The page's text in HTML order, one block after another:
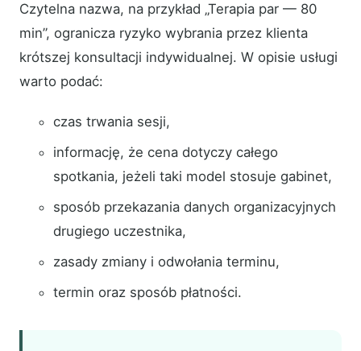
Czytelna nazwa, na przykład „Terapia par — 80
min”, ogranicza ryzyko wybrania przez klienta
krótszej konsultacji indywidualnej. W opisie usługi
warto podać:
czas trwania sesji,
informację, że cena dotyczy całego
spotkania, jeżeli taki model stosuje gabinet,
sposób przekazania danych organizacyjnych
drugiego uczestnika,
zasady zmiany i odwołania terminu,
termin oraz sposób płatności.